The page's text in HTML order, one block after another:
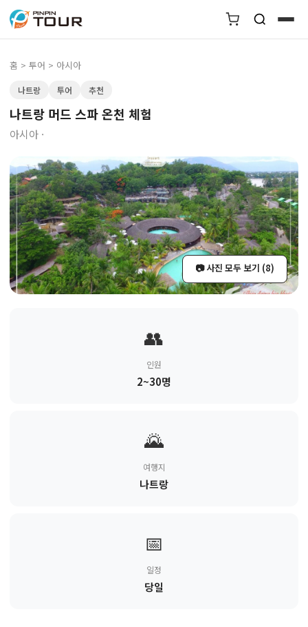
홈 > 투어 > 아시아
나트랑 투어 추천
나트랑 머드 스파 온천 체험
아시아 ·
📷 사진 모두 보기 (8)
👥
인원
2~30명
🌄
여행지
나트랑
📅
일정
당일